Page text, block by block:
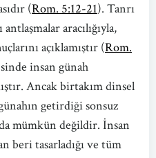
(Rom. 5:12-21). Tanrı
aracılığıyla,
açıklamıştır (Rom.
insan günah
Ancak birtakım dinsel
getirdiği sonsuz
mümkün değildir. İnsan
beri tasarladığı ve tüm